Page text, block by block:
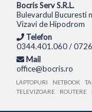
Bocris Serv S.R.L.
Bulevardul Bucuresti
Vizavi de Hipodrom
Telefon
0344.401.060 /
Mail
office@bocris.ro
LAPTOPURI NETBOOK
TELEVIZOARE
ROUTERE